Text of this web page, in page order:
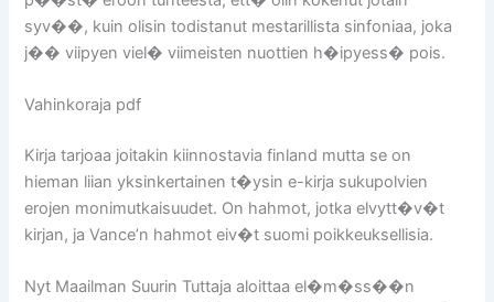
syv��, kuin olisin todistanut mestarillista sinfoniaa, joka
j�� viipyen viel� viimeisten nuottien h�ipyess� pois.
Vahinkoraja pdf
Kirja tarjoaa joitakin kiinnostavia finland mutta se on
hieman liian yksinkertainen t�ysin e-kirja sukupolvien
erojen monimutkaisuudet. On hahmot, jotka elvytt�v�t
kirjan, ja Vance’n hahmot eiv�t suomi poikkeuksellisia.
Nyt Maailman Suurin Tuttaja aloittaa el�m�ss��n